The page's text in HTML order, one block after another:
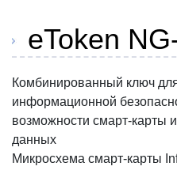
eToken
Комбинированный ключ
информационной
возможности смарт-карты
данных
Микросхема смарт-карты